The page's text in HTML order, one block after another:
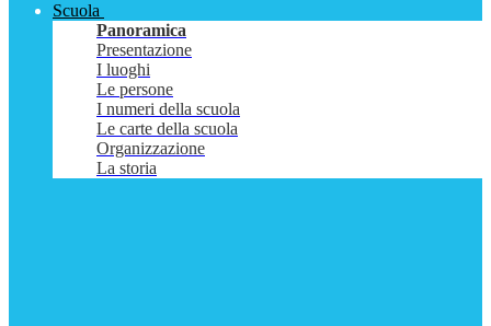
Scuola
Panoramica
Presentazione
I luoghi
Le persone
I numeri della scuola
Le carte della scuola
Organizzazione
La storia